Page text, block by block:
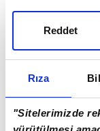
Rıza
"Sitelerimizde
Reddet
İkinci yarıda
isimlerinden
dakikada attığı
golle skoru 3-
Jamie Bynoe-
geldi. Freiburg,